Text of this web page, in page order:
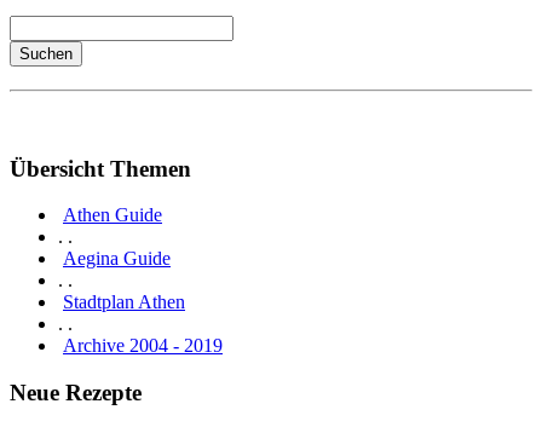
Übersicht Themen
Athen Guide
. .
Aegina Guide
. .
Stadtplan Athen
. .
Archive 2004 - 2019
Neue Rezepte